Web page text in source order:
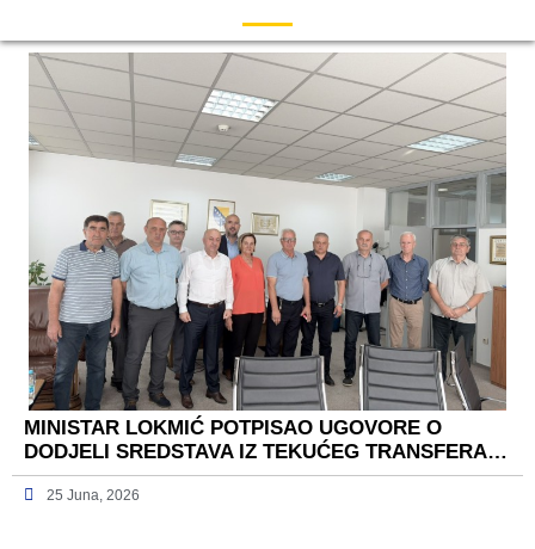
MINISTAR LOKMIĆ POTPISAO UGOVORE O
DODJELI SREDSTAVA IZ TEKUĆEG TRANSFERA…
25 Juna, 2026